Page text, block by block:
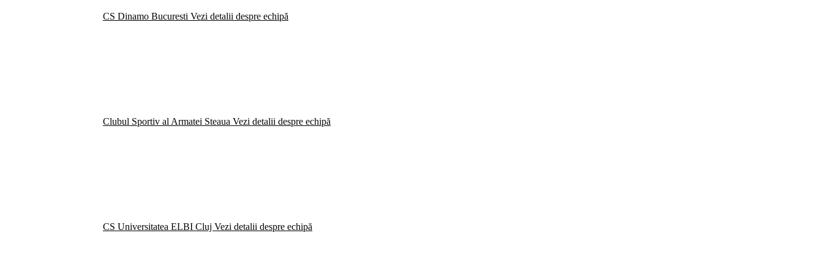
CS Dinamo Bucuresti Vezi detalii despre echipă
Clubul Sportiv al Armatei Steaua Vezi detalii despre echipă
CS Universitatea ELBI Cluj Vezi detalii despre echipă